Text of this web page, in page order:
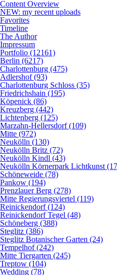
Content Overview
NEW: my recent uploads
Favorites
Timeline
The Author
Impressum
Portfolio (12161)
Berlin (6217)
Charlottenburg (475)
Adlershof (93)
Charlottenburg Schloss (35)
Friedrichshain (195)
Köpenick (86)
Kreuzberg (442)
Lichtenberg (125)
Marzahn-Hellersdorf (109)
Mitte (972)
Neukölln (130)
Neukölln Britz (72)
Neukölln Kindl (43)
Neukölln Körnerpark Lichtkunst
Schöneweide (78)
Pankow (194)
Prenzlauer Berg (278)
Mitte Regierungsviertel (119)
Reinickendorf (124)
Reinickendorf Tegel (48)
Schöneberg (388)
Steglitz (386)
Steglitz Botanischer Garten (24)
Tempelhof (242)
Mitte Tiergarten (245)
Treptow (104)
Wedding (78)